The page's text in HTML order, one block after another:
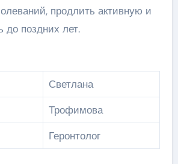
продлить активную и
до поздних лет.
Светлана
Трофимова
Геронтолог